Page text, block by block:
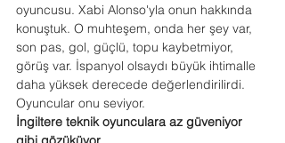
oyuncusu. Xabi Alonso'yla onun hakkında
konuştuk. O muhteşem, onda her şey var,
son pas, gol, güçlü, topu kaybetmiyor,
görüş var. İspanyol olsaydı büyük ihtimalle
daha yüksek derecede değerlendirilirdi.
Oyuncular onu seviyor.
İngiltere teknik oyunculara az güveniyor